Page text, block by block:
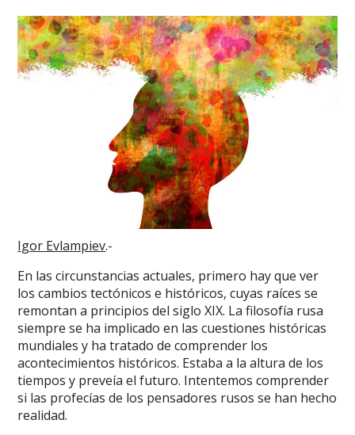
Igor Evlampiev.-
En las circunstancias actuales, primero hay que ver
los cambios tectónicos e históricos, cuyas raíces se
remontan a principios del siglo XIX. La filosofía rusa
siempre se ha implicado en las cuestiones históricas
mundiales y ha tratado de comprender los
acontecimientos históricos. Estaba a la altura de los
tiempos y preveía el futuro. Intentemos comprender
si las profecías de los pensadores rusos se han hecho
realidad.